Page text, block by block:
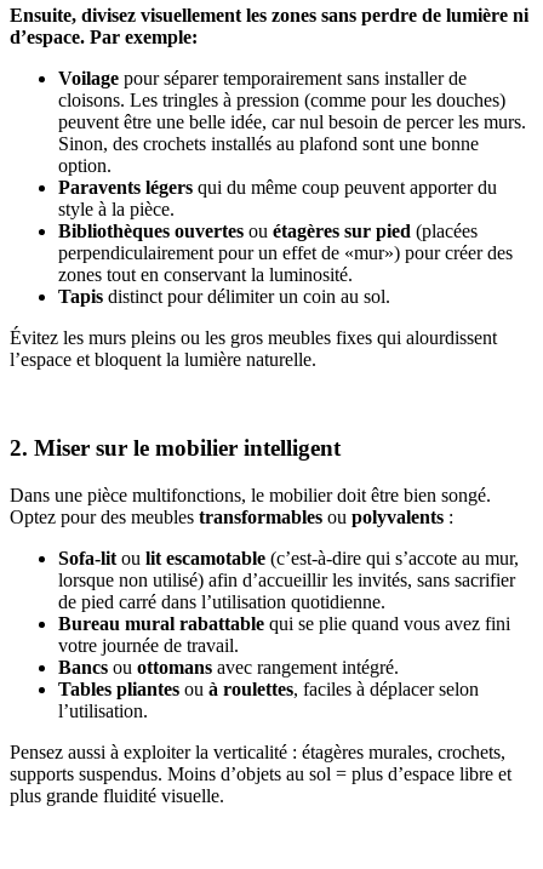
Ensuite, divisez visuellement les zones sans perdre de lumière ni
d’espace. Par exemple:
Voilage pour séparer temporairement sans installer de
cloisons. Les tringles à pression (comme pour les douches)
peuvent être une belle idée, car nul besoin de percer les murs.
Sinon, des crochets installés au plafond sont une bonne
option.
Paravents légers qui du même coup peuvent apporter du
style à la pièce.
Bibliothèques ouvertes ou étagères sur pied (placées
perpendiculairement pour un effet de «mur») pour créer des
zones tout en conservant la luminosité.
Tapis distinct pour délimiter un coin au sol.
Évitez les murs pleins ou les gros meubles fixes qui alourdissent
l’espace et bloquent la lumière naturelle.
2. Miser sur le mobilier intelligent
Dans une pièce multifonctions, le mobilier doit être bien songé.
Optez pour des meubles transformables ou polyvalents :
Sofa-lit ou lit escamotable (c’est-à-dire qui s’accote au mur,
lorsque non utilisé) afin d’accueillir les invités, sans sacrifier
de pied carré dans l’utilisation quotidienne.
Bureau mural rabattable qui se plie quand vous avez fini
votre journée de travail.
Bancs ou ottomans avec rangement intégré.
Tables pliantes ou à roulettes, faciles à déplacer selon
l’utilisation.
Pensez aussi à exploiter la verticalité : étagères murales, crochets,
supports suspendus. Moins d’objets au sol = plus d’espace libre et
plus grande fluidité visuelle.